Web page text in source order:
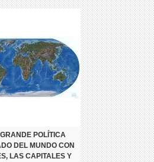
POLÍTICA
DEL MUNDO CON
LAS CAPITALES Y